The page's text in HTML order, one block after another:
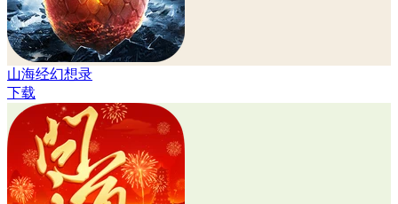
山海经幻想录
下载